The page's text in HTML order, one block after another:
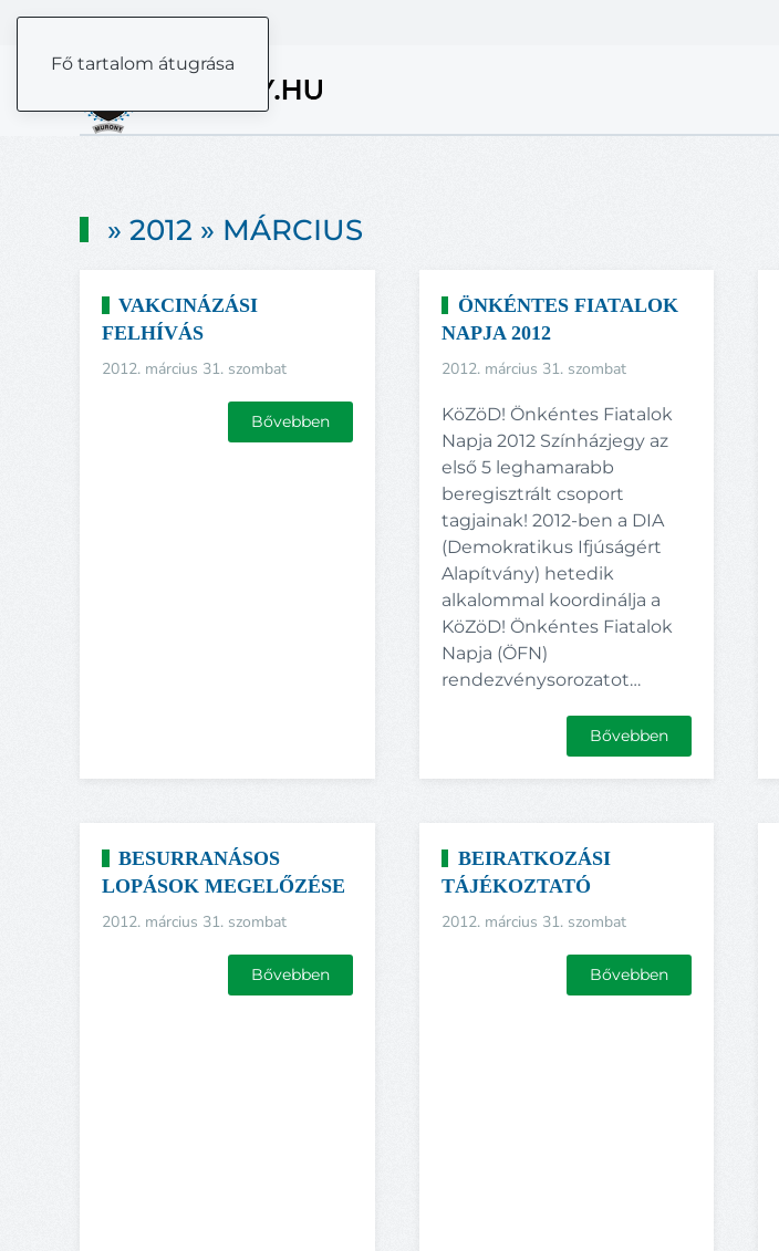
Fő tartalom átugrása
» 2012 » MÁRCIUS
VAKCINÁZÁSI
FELHÍVÁS
2012. március 31. szombat
Bővebben
ÖNKÉNTES FIATALOK
NAPJA 2012
2012. március 31. szombat
KöZöD! Önkéntes Fiatalok
Napja 2012 Színházjegy az
első 5 leghamarabb
beregisztrált csoport
tagjainak! 2012-ben a DIA
(Demokratikus Ifjúságért
Alapítvány) hetedik
alkalommal koordinálja a
KöZöD! Önkéntes Fiatalok
Napja (ÖFN)
rendezvénysorozatot…
Bővebben
BESURRANÁSOS
LOPÁSOK MEGELŐZÉSE
2012. március 31. szombat
Bővebben
BEIRATKOZÁSI
TÁJÉKOZTATÓ
2012. március 31. szombat
Bővebben